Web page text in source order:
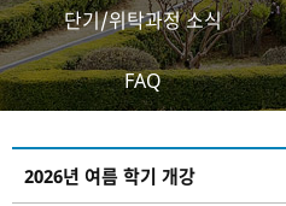
단기/위탁과정 소식
FAQ
2026년 여름 학기 개강